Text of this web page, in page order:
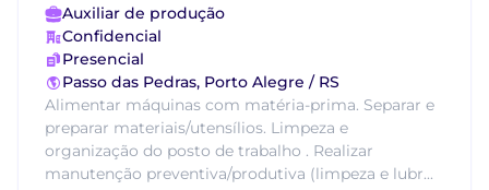
Auxiliar de produção
Confidencial
Presencial
Passo das Pedras, Porto Alegre / RS
Alimentar máquinas com matéria-prima. Separar e
preparar materiais/utensílios. Limpeza e
organização do posto de trabalho . Realizar
manutenção preventiva/produtiva (limpeza e lubr...